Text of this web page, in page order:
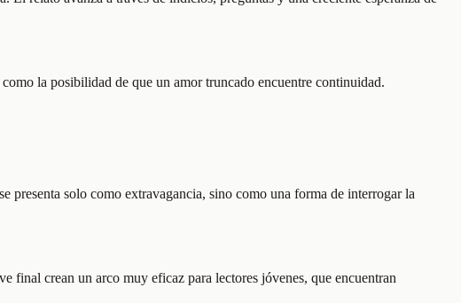
la posibilidad de que un amor truncado encuentre continuidad.
presenta solo como extravagancia, sino como una forma de interrogar la
final crean un arco muy eficaz para lectores jóvenes, que encuentran